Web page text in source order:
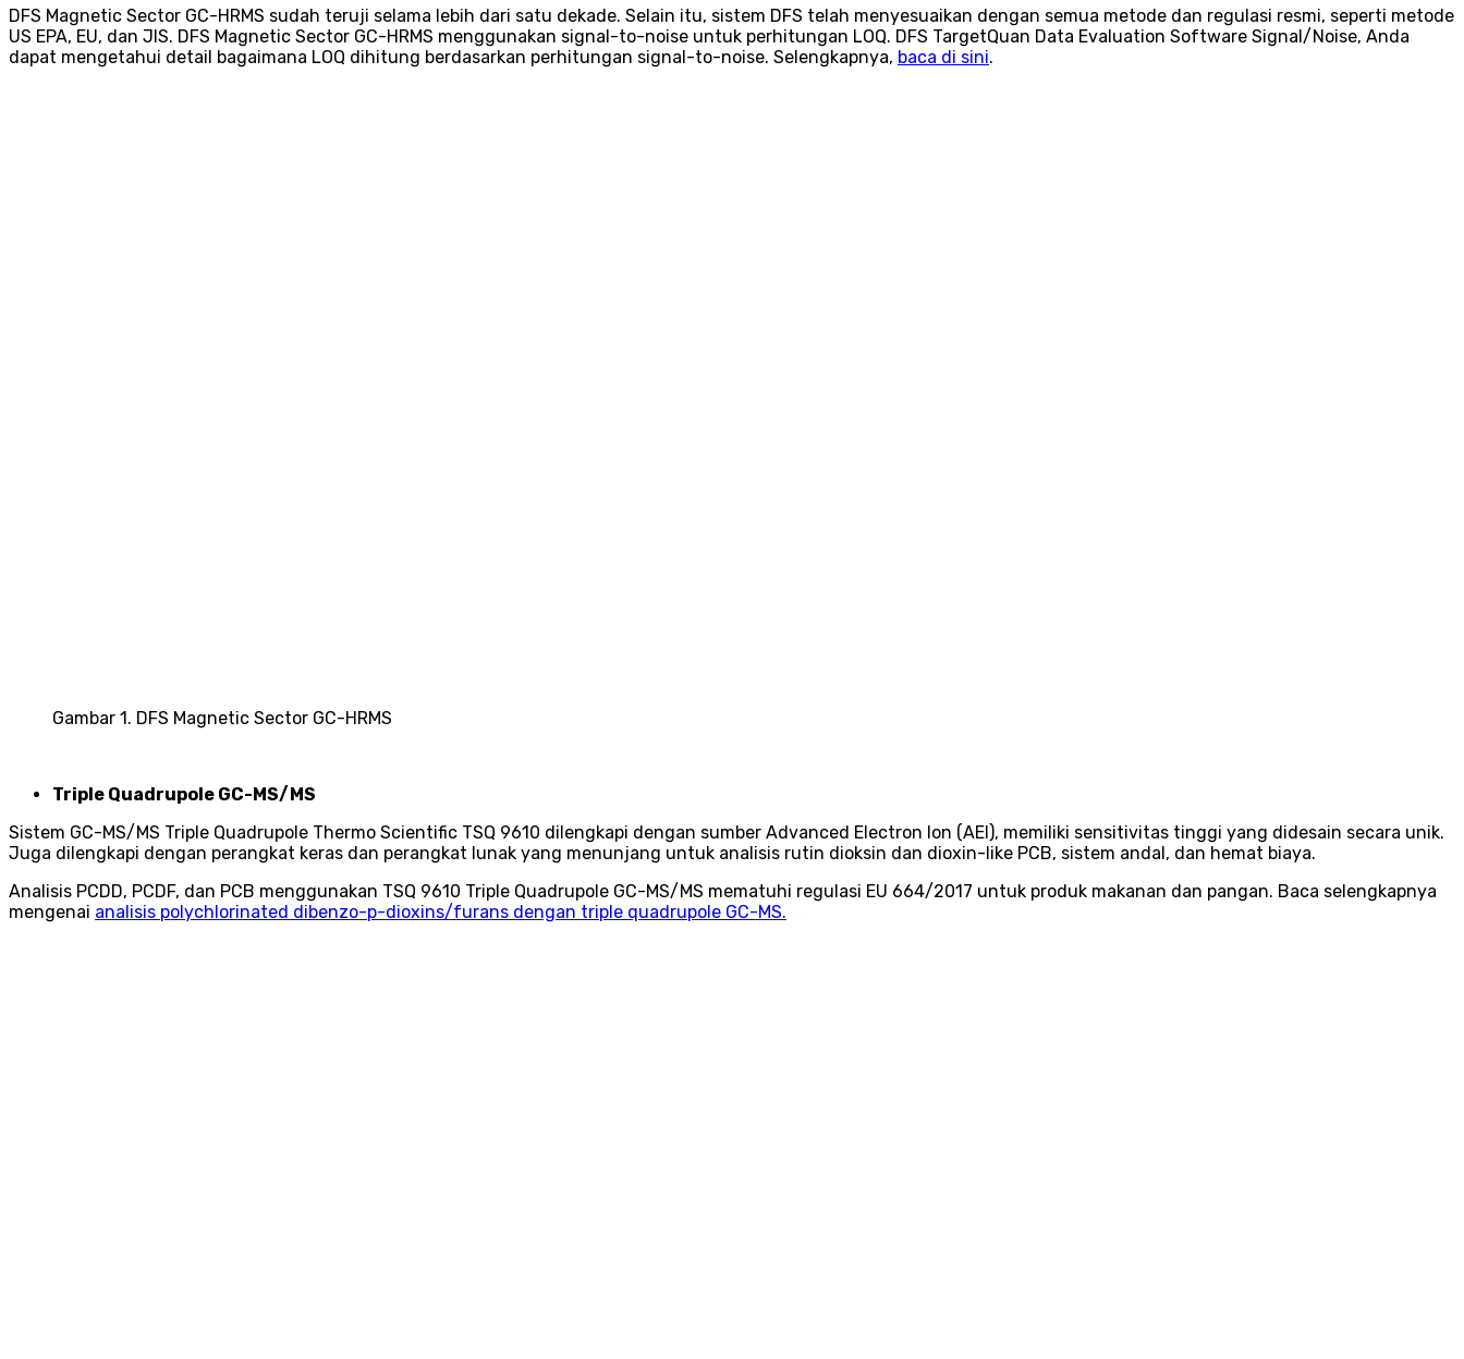
DFS Magnetic Sector GC-HRMS sudah teruji selama lebih dari satu dekade. Selain itu, sistem DFS telah menyesuaikan dengan semua metode dan regulasi resmi, seperti metode
US EPA, EU, dan JIS. DFS Magnetic Sector GC-HRMS menggunakan signal-to-noise untuk perhitungan LOQ. DFS TargetQuan Data Evaluation Software Signal/Noise, Anda
dapat mengetahui detail bagaimana LOQ dihitung berdasarkan perhitungan signal-to-noise. Selengkapnya, baca di sini.
Gambar 1. DFS Magnetic Sector GC-HRMS
Triple Quadrupole GC-MS/MS
Sistem GC-MS/MS Triple Quadrupole Thermo Scientific TSQ 9610 dilengkapi dengan sumber Advanced Electron Ion (AEI), memiliki sensitivitas tinggi yang didesain secara unik.
Juga dilengkapi dengan perangkat keras dan perangkat lunak yang menunjang untuk analisis rutin dioksin dan dioxin-like PCB, sistem andal, dan hemat biaya.
Analisis PCDD, PCDF, dan PCB menggunakan TSQ 9610 Triple Quadrupole GC-MS/MS mematuhi regulasi EU 664/2017 untuk produk makanan dan pangan. Baca selengkapnya
mengenai analisis polychlorinated dibenzo-p-dioxins/furans dengan triple quadrupole GC-MS.